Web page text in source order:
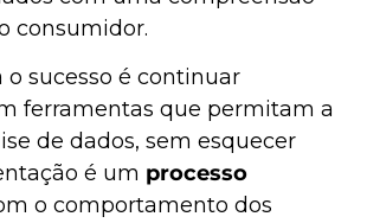
consumidor.
o sucesso é continuar
ferramentas que permitam a
de dados, sem esquecer
é um processo
o comportamento dos